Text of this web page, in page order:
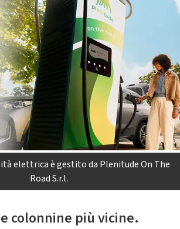
elettrica è gestito da Plenitude On The
Road S.r.l.
colonnine più vicine.